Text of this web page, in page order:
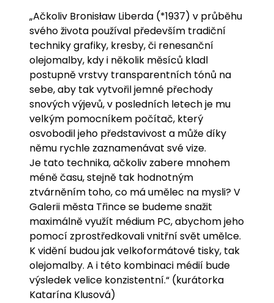
„Ačkoliv Bronisław Liberda (*1937) v průběhu
svého života používal především tradiční
techniky grafiky, kresby, či renesanční
olejomalby, kdy i několik měsíců kladl
postupně vrstvy transparentních tónů na
sebe, aby tak vytvořil jemné přechody
snových výjevů, v posledních letech je mu
velkým pomocníkem počítač, který
osvobodil jeho představivost a může díky
němu rychle zaznamenávat své vize.
Je tato technika, ačkoliv zabere mnohem
méně času, stejně tak hodnotným
ztvárněním toho, co má umělec na mysli? V
Galerii města Třince se budeme snažit
maximálně využít médium PC, abychom jeho
pomocí zprostředkovali vnitřní svět umělce.
K vidění budou jak velkoformátové tisky, tak
olejomalby. A i této kombinaci médií bude
výsledek velice konzistentní.“ (kurátorka
Katarína Klusová)